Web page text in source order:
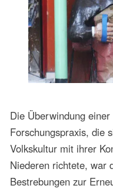
Vorgehensweise und eine
Aufmerksamkeit auf Prozesse
Einstellung mehrerer Forscher
dem Anliegen der Etablierung
Disziplin, nämlich der
Auseinandersetzung mit dem
somit der Popularmusik prägte
Diskussion in der Volkskunde.
Paulo 1968 gegründeten
Musikprozessen (Nova Difusão)
musikwissenschaftlichen
dem es vor allem um die
Forschung selbst ging. Von
wurden die Gespräche, die in
Brasiliens 1970 im Rahmen der